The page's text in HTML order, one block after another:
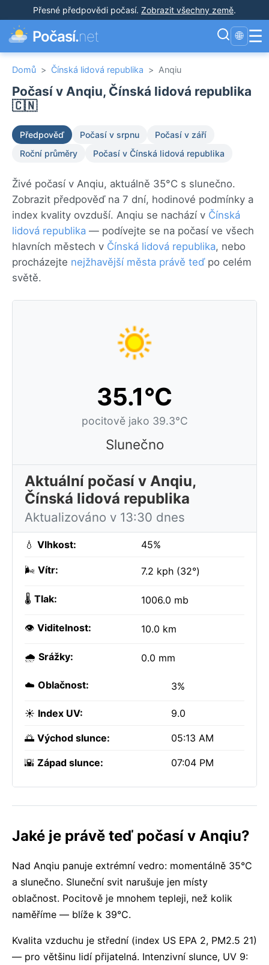
Přesné předpovědi počasí. Zobrazit všechny země.
Počasí.net 🌐 ☰
Domů > Čínská lidová republika > Anqiu
Počasí v Anqiu, Čínská lidová republika
🇨🇳
Předpověď Počasí v srpnu
Počasí v září
Roční průměry
Počasí v Čínská lidová republika
Živé počasí v Anqiu, aktuálně 35°C s slunečno.
Zobrazit předpověď na 7 dní, hodinové podmínky a
index kvality ovzduší. Anqiu se nachází v Čínská
lidová republika — podívejte se na počasí ve všech
hlavních městech v Čínská lidová republika, nebo
procházejte nejžhavější města právě teďpo celém
světě.
35.1°C
pocitově jako 39.3°C
Slunečno
Aktuální počasí v Anqiu,
Čínská lidová republika
Aktualizováno v 13:30 dnes
💧 Vlhkost: 45%
🌬️ Vítr: 7.2 kph (32°)
🌡️ Tlak: 1006.0 mb
👁️ Viditelnost: 10.0 km
🌧️ Srážky: 0.0 mm
☁️ Oblačnost: 3%
☀️ Index UV: 9.0
🌅 Východ slunce: 05:13 AM
🌇 Západ slunce: 07:04 PM
Jaké je právě teď počasí v Anqiu?
Nad Anqiu panuje extrémní vedro: momentálně 35°C
a slunečno. Sluneční svit narušuje jen místy
oblačnost. Pocitově je mnohem tepleji, než kolik
naměříme — blíže k 39°C.
Kvalita vzduchu je střední (index US EPA 2, PM2.5 21)
— pro většinu lidí přijatelná. Intenzivní slunce, UV 9: